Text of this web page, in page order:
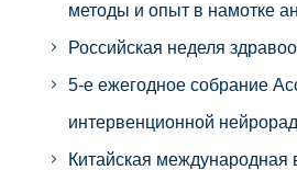
методы и опыт в намотке
Российская неделя
5-е ежегодное собрание
интервенционной
Китайская международная